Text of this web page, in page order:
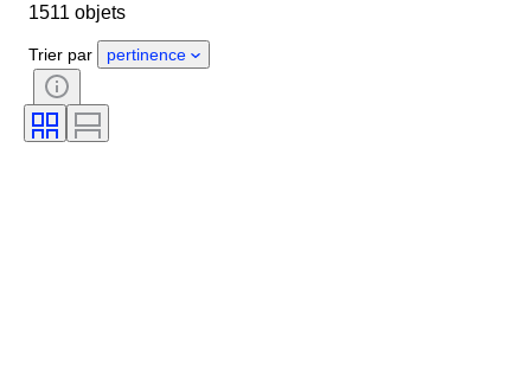
État
Thème
Style
Échelle
Commande
Alimentation électrique
Compagnie ferroviaire
1511 objets
Trier par pertinence